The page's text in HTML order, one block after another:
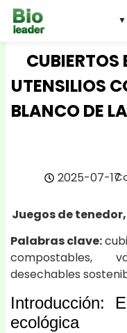
CUBIERTOS
UTENSILIOS
BLANCO DE
2025-07-17
Juegos de
Palabras clave:
compostables,
desechables
Introducción:
ecológica